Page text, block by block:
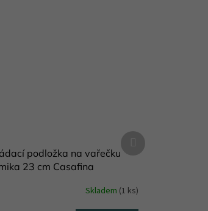
podložka na vařečku
23 cm Casafina
Skladem (1 ks)
Další
produkt